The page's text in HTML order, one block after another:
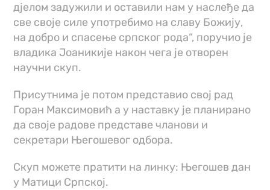
дјелом задужили и оставили нам у наслеђе да
све своје силе употребимо на славу Божију,
на добро и спасење српског рода“, поручио је
владика Јоаникије након чега је отворен
научни скуп.
Присутнима је потом представио свој рад
Горан Максимовић а у наставку је планирано
да своје радове представе чланови и
секретари Његошевог одбора.
Скуп можете пратити на линку: Његошев дан
у Матици Српској.